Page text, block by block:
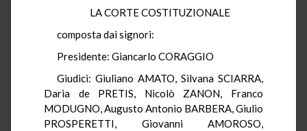
LA CORTE COSTITUZIONALE
composta dai signori:
Presidente: Giancarlo CORAGGIO
Giudici: Giuliano AMATO, Silvana SCIARRA,
Daria de PRETIS, Nicolò ZANON, Franco
MODUGNO, Augusto Antonio BARBERA, Giulio
PROSPERETTI, Giovanni AMOROSO,